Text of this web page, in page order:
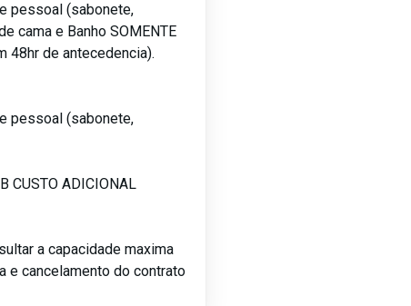
pessoal (sabonete,
cama e Banho SOMENTE
48hr de antecedencia).
pessoal (sabonete,
CUSTO ADICIONAL
a capacidade maxima
e cancelamento do contrato